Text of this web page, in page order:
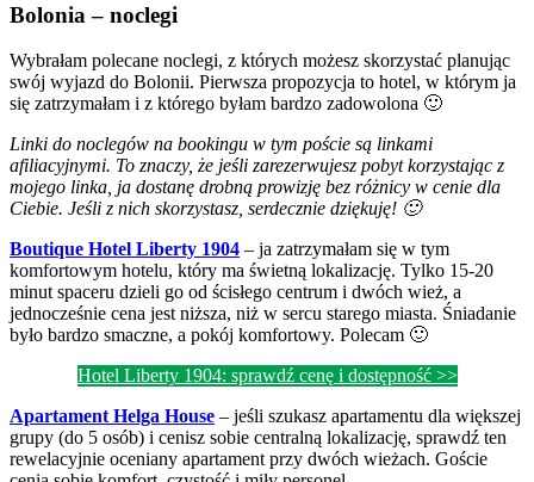
Bolonia – noclegi
Wybrałam polecane noclegi, z których możesz skorzystać planując
swój wyjazd do Bolonii. Pierwsza propozycja to hotel, w którym ja
się zatrzymałam i z którego byłam bardzo zadowolona 🙂
Linki do noclegów na bookingu w tym poście są linkami
afiliacyjnymi. To znaczy, że jeśli zarezerwujesz pobyt korzystając z
mojego linka, ja dostanę drobną prowizję bez różnicy w cenie dla
Ciebie. Jeśli z nich skorzystasz, serdecznie dziękuję! 🙂
Boutique Hotel Liberty 1904 – ja zatrzymałam się w tym
komfortowym hotelu, który ma świetną lokalizację. Tylko 15-20
minut spaceru dzieli go od ścisłego centrum i dwóch wież, a
jednocześnie cena jest niższa, niż w sercu starego miasta. Śniadanie
było bardzo smaczne, a pokój komfortowy. Polecam 🙂
Hotel Liberty 1904: sprawdź cenę i dostępność >>
Apartament Helga House – jeśli szukasz apartamentu dla większej
grupy (do 5 osób) i cenisz sobie centralną lokalizację, sprawdź ten
rewelacyjnie oceniany apartament przy dwóch wieżach. Goście